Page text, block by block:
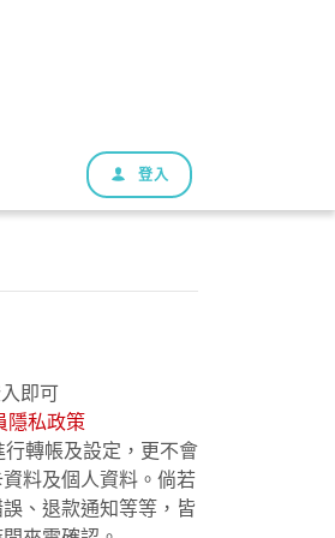
登入
即可
隱私政策
轉帳及設定，更不會
料及個人資料。倘若
、退款通知等等，皆